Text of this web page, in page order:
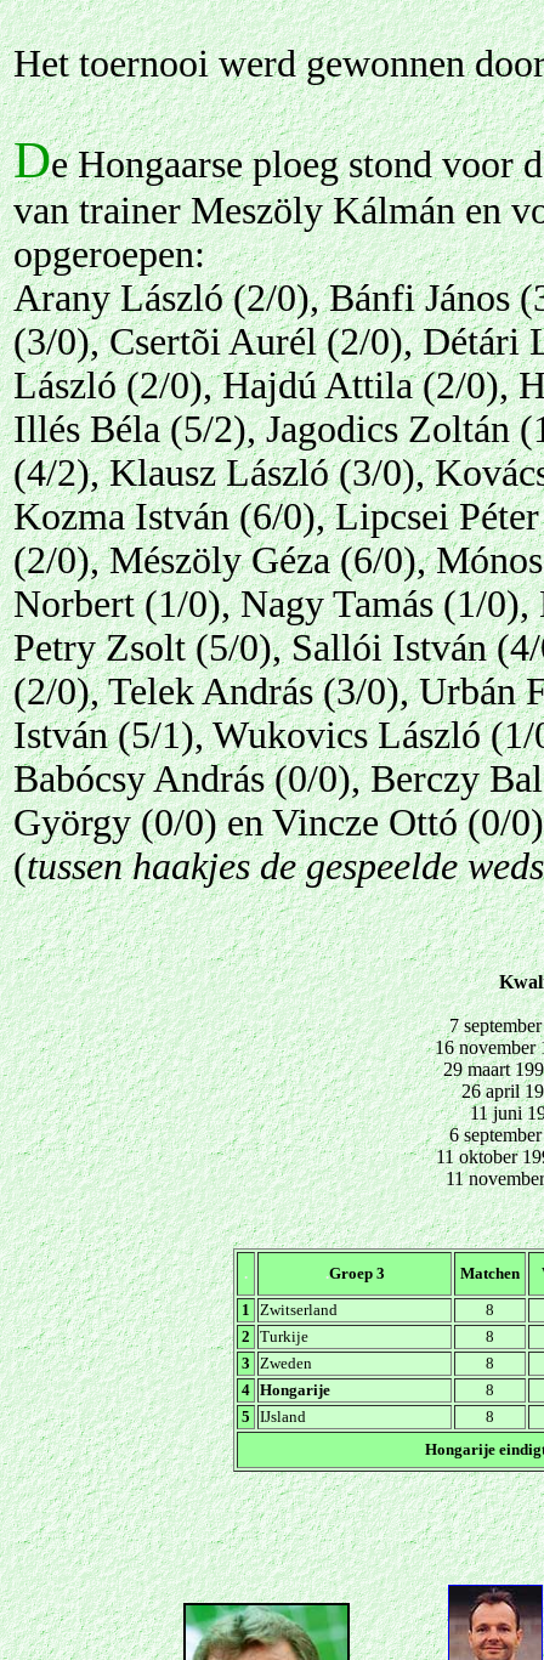
Het toernooi werd gewonnen
De Hongaarse ploeg stond
van trainer Meszöly Kálmán en
opgeroepen:
Arany László (2/0), Bánfi János
(3/0), Csertõi Aurél (2/0), Détári
László (2/0), Hajdú Attila (2/0),
Illés Béla (5/2), Jagodics Zoltán
(4/2), Klausz László (3/0),
Kozma István (6/0), Lipcsei
(2/0), Mészöly Géza (6/0),
Norbert (1/0), Nagy Tamás (1/
Petry Zsolt (5/0), Sallói István
(2/0), Telek András (3/0), Urbán
István (5/1), Wukovics László
Babócsy András (0/0), Berczy
György (0/0) en Vincze Ottó (0/
(tussen haakjes de gespeelde
7
16
29 maart
26 april
11 juni
6
11 oktober
11
. .Groep 3 Matchen
1 Zwitserland
8
2 Turkije
8
3 Zweden
8
4 Hongarije
8
5 IJsland
8
Hongarije